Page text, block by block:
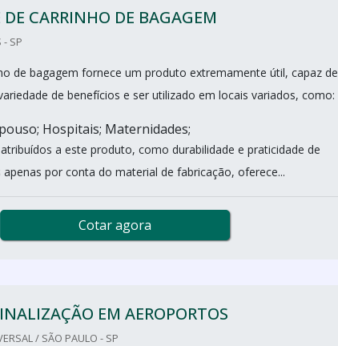
CARRINHO DE BAGAGEM
- SP
de bagagem fornece um produto extremamente útil, capaz de
de benefícios e ser utilizado em locais variados, como:
Hospitais; Maternidades;
a este produto, como durabilidade e praticidade de
por conta do material de fabricação, oferece...
Cotar agora
EM AEROPORTOS
/ SÃO PAULO - SP